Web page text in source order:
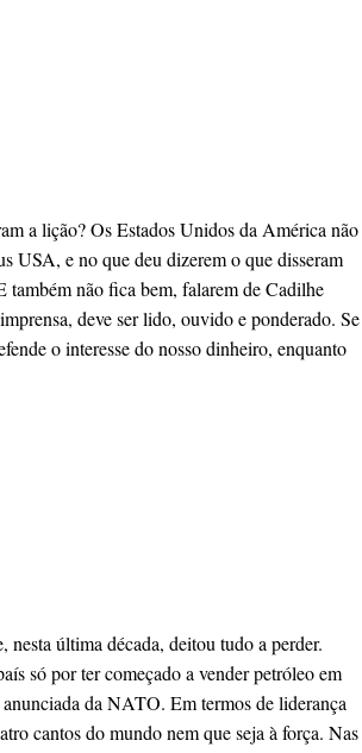
a lição? Os Estados Unidos da América não
USA, e no que deu dizerem o que disseram
também não fica bem, falarem de Cadilhe
deve ser lido, ouvido e ponderado. Se
o interesse do nosso dinheiro, enquanto
última década, deitou tudo a perder.
só por ter começado a vender petróleo em
da NATO. Em termos de liderança
cantos do mundo nem que seja à força. Nas